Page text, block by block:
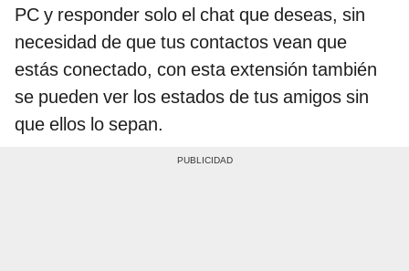
PC y responder solo el chat que deseas, sin
necesidad de que tus contactos vean que
estás conectado, con esta extensión también
se pueden ver los estados de tus amigos sin
que ellos lo sepan.